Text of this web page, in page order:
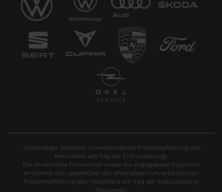
1 Ehemaliger Neupreis (Unverbindliche Preisempfehlung des
Herstellers am Tag der Erstzulassung).
Der errechnete Preisvorteil sowie die angegebene Ersparnis
errechnet sich gegenüber der ehemaligen unverbindlichen
Preisempfehlung des Herstellers am Tag der Erstzulassung
(Neupreis).